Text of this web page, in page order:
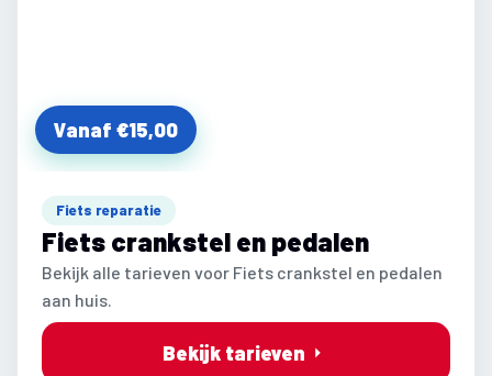
Vanaf €15,00
Fiets reparatie
Fiets crankstel en pedalen
Bekijk alle tarieven voor Fiets crankstel en pedalen
aan huis.
Bekijk tarieven